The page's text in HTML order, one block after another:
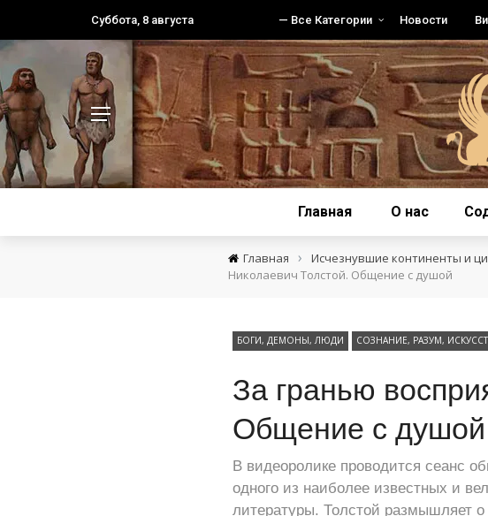
Суббота, 8 августа — Все Категории Новости
Главная О нас
Главная › Исчезнувшие континенты и
Николаевич Толстой. Общение с душой
БОГИ, ДЕМОНЫ, ЛЮДИ СОЗНАНИЕ, РАЗУМ,
За гранью
Общение с душой
В видеоролике проводится сеанс
одного из наиболее известных и
литературы. Толстой размышляет